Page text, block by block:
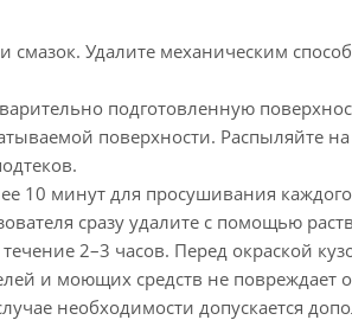
смазок. Удалите механическим
подготовленную
поверхности. Распыляйте
10 минут для просушивания
сразу удалите с помощью
2–3 часов. Перед окраской
и моющих средств не повреждает
необходимости допускается